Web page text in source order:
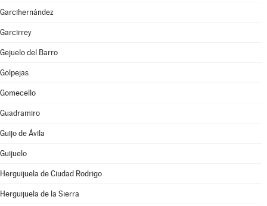
Garcihernández
Garcirrey
Gejuelo del Barro
Golpejas
Gomecello
Guadramiro
Guijo de Ávila
Guijuelo
Herguijuela de Ciudad Rodrigo
Herguijuela de la Sierra